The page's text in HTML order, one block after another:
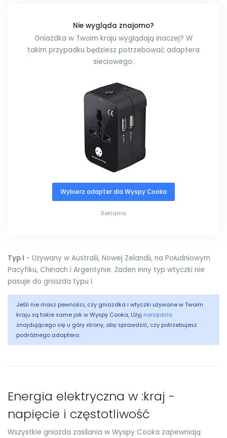
Nie wygląda znajomo?
Gniazdka w Twoim kraju wyglądają inaczej? W
takim przypadku będziesz potrzebować adaptera
sieciowego.
Wybierz adapter dla Wyspy Cooka
Reklama
Typ I - Używany w Australii, Nowej Zelandii, na Południowym
Pacyfiku, Chinach i Argentynie. Żaden inny typ wtyczki nie
pasuje do gniazda typu I.
Jeśli nie masz pewności, czy gniazdka i wtyczki używane w Twoim
kraju są takie same jak w Wyspy Cooka, Użyj narzędzia
znajdującego się u góry strony, aby sprawdzić, czy potrzebujesz
podróżnego adaptera.
Energia elektryczna w :kraj -
napięcie i częstotliwość
Wszystkie gniazda zasilania w Wyspy Cooka zapewniają